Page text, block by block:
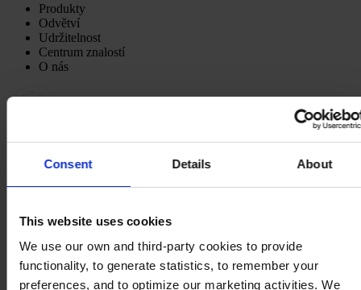
Consent Details About
This website uses cookies
We use our own and third-party cookies to provide
functionality, to generate statistics, to remember your
preferences, and to optimize our marketing activities. We
Produkty
Odvětví
Udržitelnost
Centrum znalostí
O nás
HLAVNÍ KANCELÁŘ
Hempel (Czech Republic) s.r.o.
Bohunická 133/50
Mapa
KONTAKTUJTE NÁSTel:
Mail:general.cz@hempel.com